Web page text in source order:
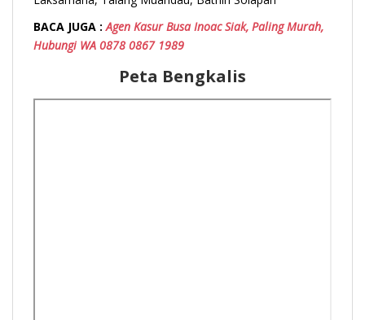
BACA JUGA :Agen Kasur Busa Inoac Siak, Paling Murah,
Hubungi WA 0878 0867 1989
Peta Bengkalis